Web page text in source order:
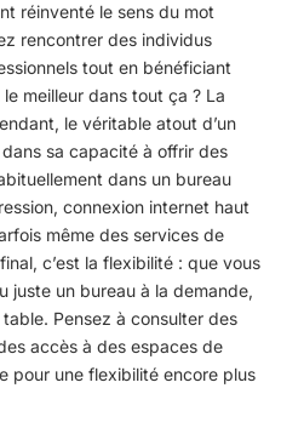
réinventé le sens du mot
rencontrer des individus
tout en bénéficiant
meilleur dans tout ça ? La
le véritable atout d’un
sa capacité à offrir des
dans un bureau
connexion internet haut
même des services de
c’est la flexibilité : que vous
juste un bureau à la demande,
Pensez à consulter des
accès à des espaces de
pour une flexibilité encore plus